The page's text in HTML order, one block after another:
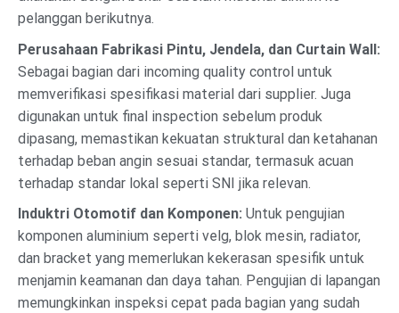
pelanggan berikutnya.
Perusahaan Fabrikasi Pintu, Jendela, dan Curtain Wall:
Sebagai bagian dari incoming quality control untuk
memverifikasi spesifikasi material dari supplier. Juga
digunakan untuk final inspection sebelum produk
dipasang, memastikan kekuatan struktural dan ketahanan
terhadap beban angin sesuai standar, termasuk acuan
terhadap standar lokal seperti SNI jika relevan.
Induktri Otomotif dan Komponen: Untuk pengujian
komponen aluminium seperti velg, blok mesin, radiator,
dan bracket yang memerlukan kekerasan spesifik untuk
menjamin keamanan dan daya tahan. Pengujian di lapangan
memungkinkan inspeksi cepat pada bagian yang sudah